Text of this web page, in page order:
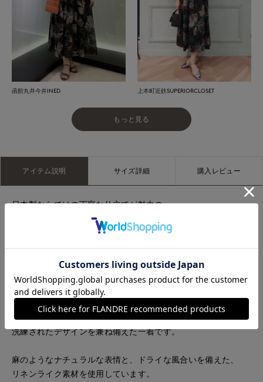
函館丸井今井INED 上本町近鉄SUPERIORCLOSET
もっと見る
アイテム説明 サイズ詳細 購入レビュー
日本製ならではの丁寧な仕立てが魅力の、
さらりとした肌触りで清涼感あふれるカーディガン。
通気性に優れた軽やかな素材を使用し、
暑い季節にも快適な着心地を叶えます。
バランスよく着こなせる着丈と、
肘まで隠れる袖丈で上品な印象に仕上げました。
袖口を折り返して抜け感のある着こなしも楽しめ、
大きめのボタンがさりげないアクセントを添えます。
長く愛用いただける品質と、
洗練されたデザインを兼ね備えた一着です。
麻のようなナチュラルな表情と、ドライな風合いを備えた、
リネンライク素材を使用しています。